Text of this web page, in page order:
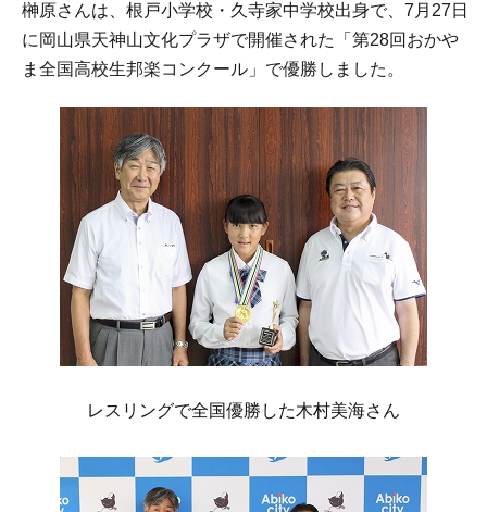
榊原さんは、根戸小学校・久寺家中学校出身で、7月27日
に岡山県天神山文化プラザで開催された「第28回おかや
ま全国高校生邦楽コンクール」で優勝しました。
レスリングで全国優勝した木村美海さん